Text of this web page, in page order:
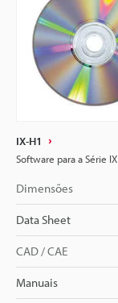
IX-H1
Software para a Série IX
Dimensões
Data Sheet
CAD / CAE
Manuais